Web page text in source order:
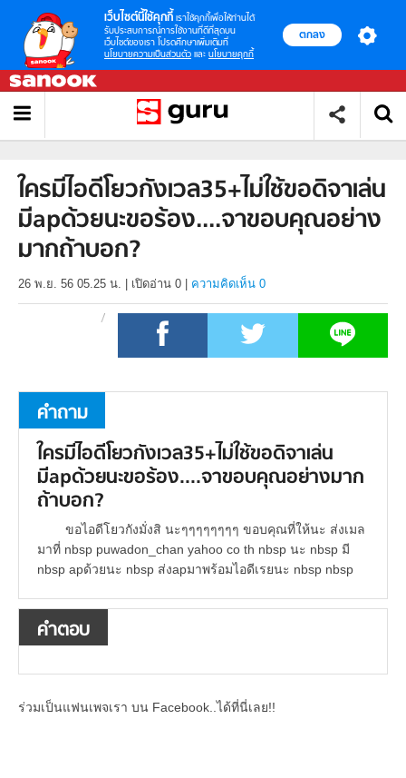
เว็บไซต์นี้ใช้คุกกี้ เราใช้คุกกี้เพื่อให้ท่านได้
รับประสบการณ์การใช้งานที่ดีที่สุดบน
เว็บไซต์ของเรา โปรดศึกษาเพิ่มเติมที่
นโยบายความเป็นส่วนตัว และ นโยบายคุกกี้
ตกลง
ใครมีไอดีโยวกังเวล35+ไม่ใช้ขอดิจาเล่น
มีapด้วยนะขอร้อง....จาขอบคุณอย่าง
มากถ้าบอก?
26 พ.ย. 56 05.25 น. เปิดอ่าน 0 ความคิดเห็น 0
คำถาม
ใครมีไอดีโยวกังเวล35+ไม่ใช้ขอดิจาเล่น
มีapด้วยนะขอร้อง....จาขอบคุณอย่างมาก
ถ้าบอก?
ขอไอดีโยวกังมั่งสิ นะๆๆๆๆๆๆๆๆ ขอบคุณที่ให้นะ ส่งเมล
มาที่ nbsp puwadon_chan yahoo co th nbsp นะ nbsp มี
nbsp apด้วยนะ nbsp ส่งapมาพร้อมไอดีเรยนะ nbsp nbsp
คำตอบ
ร่วมเป็นแฟนเพจเรา บน Facebook..ได้ที่นี่เลย!!